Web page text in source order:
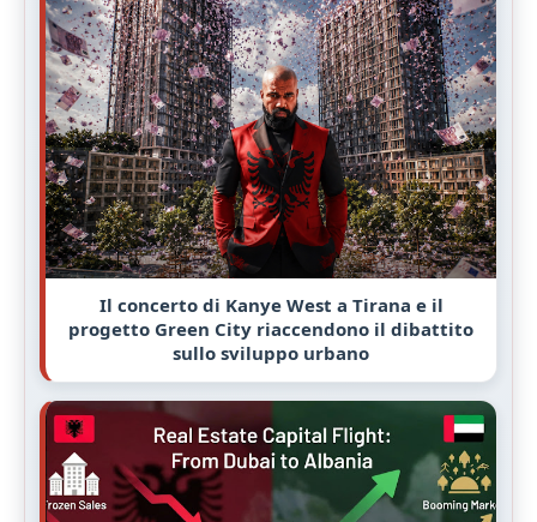
Il concerto di Kanye West a Tirana e il
progetto Green City riaccendono il dibattito
sullo sviluppo urbano